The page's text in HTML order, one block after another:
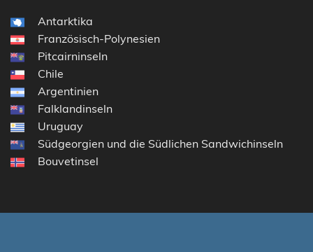
Antarktika
Französisch-Polynesien
Pitcairninseln
Chile
Argentinien
Falklandinseln
Uruguay
Südgeorgien und die Südlichen Sandwichinseln
Bouvetinsel